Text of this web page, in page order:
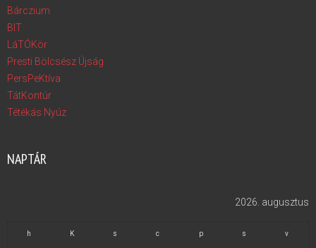
Bárczium
BIT
LáTÓKör
Presti Bölcsész Újság
PersPeKtíva
TátKontúr
Tétékás Nyúz
NAPTÁR
2026. augusztus
h K s c p s v